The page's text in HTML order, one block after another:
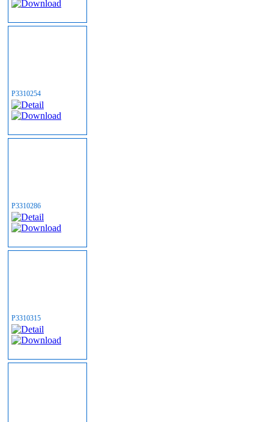
P3310254
P3310286
P3310315